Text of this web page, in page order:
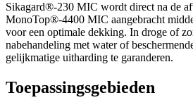
Sikagard®-230 MIC wordt direct na de
MonoTop®-4400 MIC aangebracht
voor een optimale dekking. In droge of
nabehandeling met water of
gelijkmatige uitharding te garanderen.
Toepassingsgebieden